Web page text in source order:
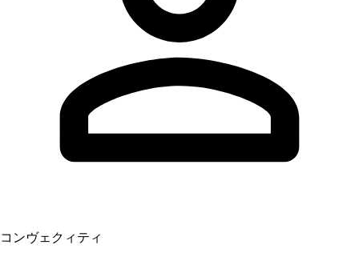
コンヴェクィティ